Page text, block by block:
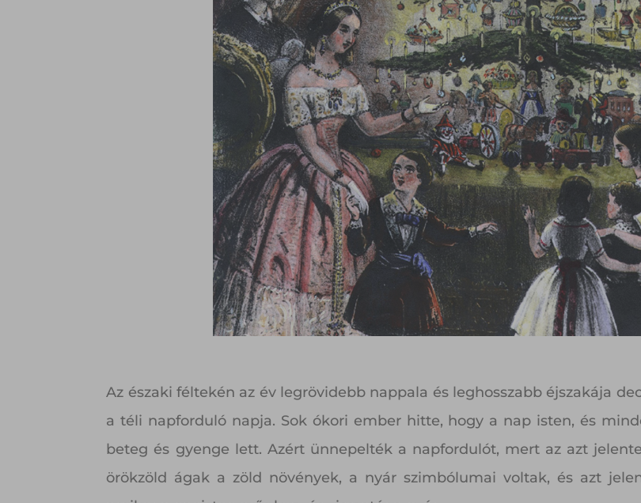
Az északi féltekén az év legrövidebb nappala és leghosszabb éjszakája
a téli napforduló napja. Sok ókori ember hitte, hogy a nap isten, és
beteg és gyenge lett. Azért ünnepelték a napfordulót, mert az azt
örökzöld ágak a zöld növények, a nyár szimbólumai voltak, és azt